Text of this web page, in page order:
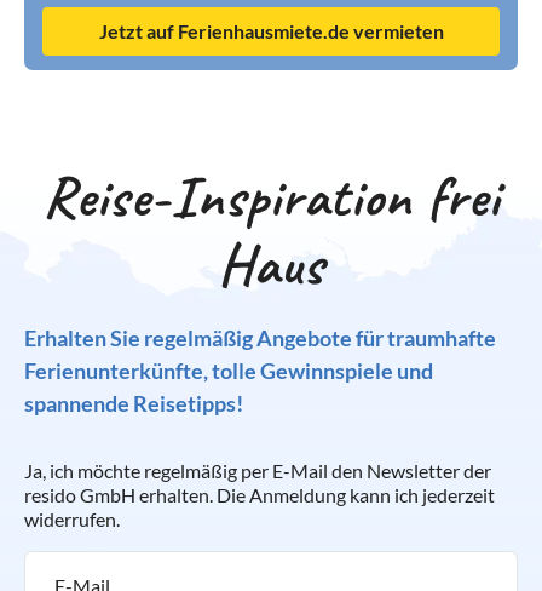
Jetzt auf Ferienhausmiete.de vermieten
Reise-Inspiration frei
Haus
Erhalten Sie regelmäßig Angebote für traumhafte
Ferienunterkünfte, tolle Gewinnspiele und
spannende Reisetipps!
Ja, ich möchte regelmäßig per E-Mail den Newsletter der
resido GmbH erhalten. Die Anmeldung kann ich jederzeit
widerrufen.